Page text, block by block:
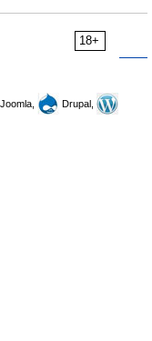
18+
Joomla,
Drupal,